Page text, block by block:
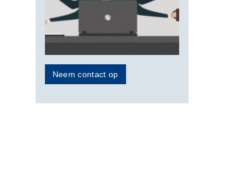
Neem contact op